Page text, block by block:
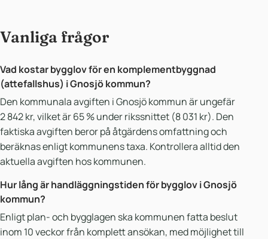
Vanliga frågor
Vad kostar bygglov för en komplementbyggnad
(attefallshus) i Gnosjö kommun?
Den kommunala avgiften i Gnosjö kommun är ungefär
2 842 kr, vilket är 65 % under rikssnittet (8 031 kr). Den
faktiska avgiften beror på åtgärdens omfattning och
beräknas enligt kommunens taxa. Kontrollera alltid den
aktuella avgiften hos kommunen.
Hur lång är handläggningstiden för bygglov i Gnosjö
kommun?
Enligt plan- och bygglagen ska kommunen fatta beslut
inom 10 veckor från komplett ansökan, med möjlighet till